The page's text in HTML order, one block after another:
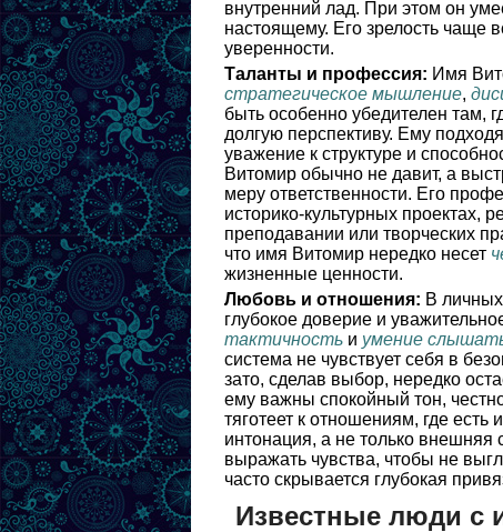
внутренний лад. При этом он
настоящему. Его зрелость чаще
уверенности.
Таланты и профессия: Имя
стратегическое мышление,
быть особенно убедителен там,
долгую перспективу. Ему
уважение к структуре и
Витомир обычно не давит, а
меру ответственности. Его
историко-культурных проектах,
преподавании или творческих
что имя Витомир нередко несет
жизненные ценности.
Любовь и отношения: В
глубокое доверие и
тактичность и умение
система не чувствует себя в
зато, сделав выбор, нередко
ему важны спокойный тон,
тяготеет к отношениям, где есть
интонация, а не только внешняя
выражать чувства, чтобы не
часто скрывается глубокая
Известные люди с